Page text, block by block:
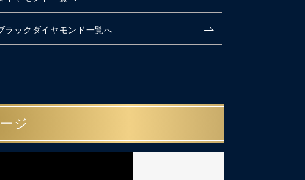
ラックダイヤモンド一覧へ
ジ